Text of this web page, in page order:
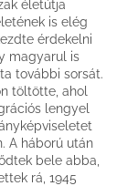
életútja
is elég
érdekelni
magyarul is
további sorsát.
töltötte, ahol
lengyel
A háború után
bele abba,
rá, 1945